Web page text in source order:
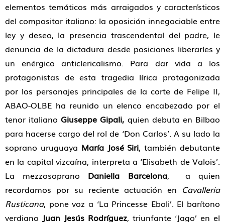
elementos temáticos más arraigados y característicos
del compositor italiano: la oposición innegociable entre
ley y deseo, la presencia trascendental del padre, le
denuncia de la dictadura desde posiciones liberarles y
un enérgico anticlericalismo. Para dar vida a los
protagonistas de esta tragedia lírica protagonizada
por los personajes principales de la corte de Felipe II,
ABAO-OLBE ha reunido un elenco encabezado por el
tenor italianoGiuseppe Gipali, quien debuta en Bilbao
para hacerse cargo del rol de ‘Don Carlos’. A su lado la
soprano uruguaya María José Siri, también debutante
en la capital vizcaína, interpreta a ‘Elisabeth de Valois’.
La mezzosoprano Daniella Barcelona, a quien
recordamos por su reciente actuación en Cavalleria
Rusticana, pone voz a ‘La Princesse Eboli’. El barítono
verdiano Juan Jesús Rodríguez, triunfante ‘Jago’ en el